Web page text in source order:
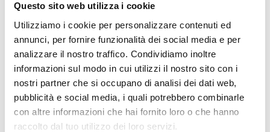
Questo sito web utilizza i cookie
Utilizziamo i cookie per personalizzare contenuti ed
annunci, per fornire funzionalità dei social media e per
analizzare il nostro traffico. Condividiamo inoltre
informazioni sul modo in cui utilizzi il nostro sito con i
nostri partner che si occupano di analisi dei dati web,
pubblicità e social media, i quali potrebbero combinarle
con altre informazioni che hai fornito loro o che hanno
raccolto dal tuo utilizzo dei loro servizi.
institutions, research bodies, and local entities to develop
scientific, educational, and cultural projects. Among the main
partners:Autonomous Region of Sardinia, Department of
Physics UniCa, Sardinian Amateur Astronomers
Association, Sardegna Ricerche, Teatro Impossibile.
Autonomous Region of Sardinia
Department of Physics, UniCa
Sardinian Amateur Astronomers Association